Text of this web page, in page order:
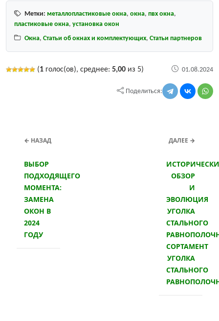
Метки: металлопластиковые окна, окна, пвх окна,
пластиковые окна, установка окон
Окна, Статьи об окнах и комплектующих, Статьи партнеров
(1 голос(ов), среднее: 5,00 из 5) 01.08.2024
Поделиться:
← НАЗАД
ВЫБОР
ПОДХОДЯЩЕГО
МОМЕНТА:
ЗАМЕНА
ОКОН В
2024
ГОДУ
ДАЛЕЕ →
ОБЗОР
И
ЭВОЛЮЦИЯ
УГОЛКА
СТАЛЬНОГО
СОРТАМЕНТ
УГОЛКА
СТАЛЬНОГО